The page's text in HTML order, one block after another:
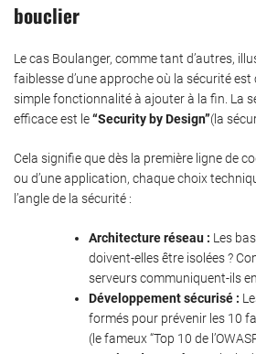
bouclier
Le cas Boulanger, comme tant d’autres,
faiblesse d’une approche où la sécurité
simple fonctionnalité à ajouter à la fin. La
efficace est le“Security by Design”(la
Cela signifie que dès la première ligne de
ou d’une application, chaque choix
l’angle de la sécurité :
Architecture réseau : Les
doivent-elles être isolées ?
serveurs communiquent-ils
Développement sécurisé :
formés pour prévenir les 10
(le fameux “Top 10 de